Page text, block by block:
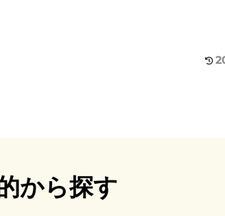
から探す